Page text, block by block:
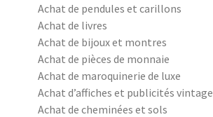
Achat de pendules et carillons
Achat de livres
Achat de bijoux et montres
Achat de pièces de monnaie
Achat de maroquinerie de luxe
Achat d’affiches et publicités vintage
Achat de cheminées et sols